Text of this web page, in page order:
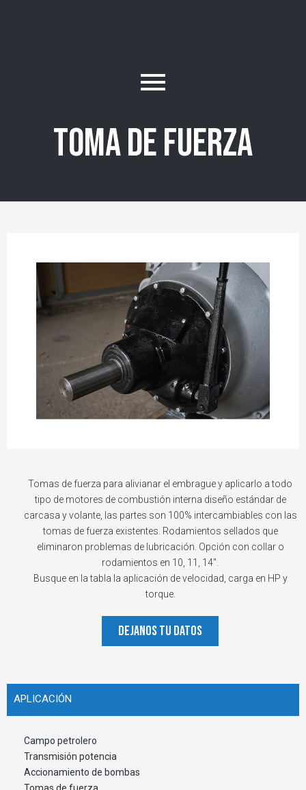
Toma de Fuerza
Tomas de fuerza para alivianar el embrague y aplicarlo a todo
tipo de motores de combustión interna diseño estándar de
carcasa y volante, las partes son 100% intercambiables con las
tomas de fuerza existentes. Rodamientos sellados que
eliminaron problemas de lubricación. Opción con collar o
rodamientos en 10, 11, 14″.
Busque en la tabla la aplicación de velocidad, carga en HP y
torque.
DEJANOS TU DATOS
APLICACIÓN
Campo petrolero
Transmisión potencia
Accionamiento de bombas